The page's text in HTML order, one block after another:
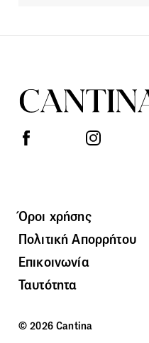
Όροι χρήσης
Πολιτική Απορρήτου
Επικοινωνία
Ταυτότητα
© 2026 Cantina